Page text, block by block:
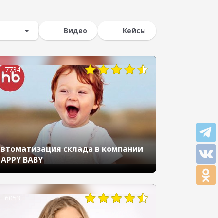
Видео Кейсы
7734
склада в компании
BABY